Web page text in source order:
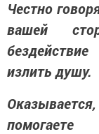
Честно
вашей
излить душу.